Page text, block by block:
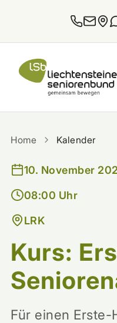
Home Kalender
10. November
08:00 Uhr
LRK
Kurs:
Für einen